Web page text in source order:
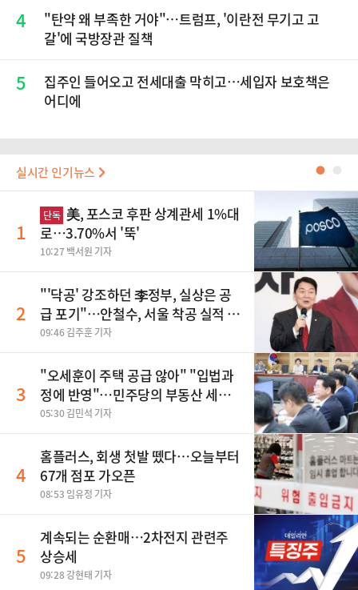
4
"탄약 왜 부족한 거야"…트럼프, '이란전 무기고 고
갈'에 국방장관 질책
5
집주인 들어오고 전세대출 막히고…세입자 보호책은
어디에
실시간 인기뉴스 ●
1
단독 美, 포스코 후판 상계관세 1%대
로…3.70%서 '뚝'
10:27 백서원 기자
2
"'닥공' 강조하던 李정부, 실상은 공
급 포기"…안철수, 서울 착공 실적 미
달 비판
09:46 김주훈 기자
3
"오세훈이 주택 공급 않아" "입법과
정에 반영"…민주당의 부동산 세제
개편 해법은
05:30 김민석 기자
4
홈플러스, 회생 첫발 뗐다…오늘부터
67개 점포 가오픈
08:53 임유정 기자
5
계속되는 순환매…2차전지 관련주
상승세
09:28 강현태 기자